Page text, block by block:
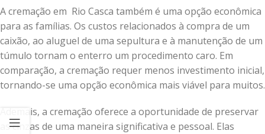
A cremação em Rio Casca também é uma opção econômica
para as famílias. Os custos relacionados à compra de um
caixão, ao aluguel de uma sepultura e à manutenção de um
túmulo tornam o enterro um procedimento caro. Em
comparação, a cremação requer menos investimento inicial,
tornando-se uma opção econômica mais viável para muitos.
Ademais, a cremação oferece a oportunidade de preservar
as cinzas de uma maneira significativa e pessoal. Elas